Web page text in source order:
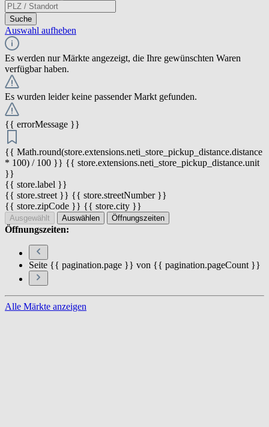
Suche
Auswahl aufheben
Es werden nur Märkte angezeigt, die Ihre gewünschten Waren
verfügbar haben.
Es wurden leider keine passender Markt gefunden.
{{ errorMessage }}
{{ Math.round(store.extensions.neti_store_pickup_distance.distance
* 100) / 100 }} {{ store.extensions.neti_store_pickup_distance.unit
}}
{{ store.label }}
{{ store.street }} {{ store.streetNumber }}
{{ store.zipCode }} {{ store.city }}
Ausgewählt Auswählen Öffnungszeiten
Öffnungszeiten:
Seite {{ pagination.page }} von {{ pagination.pageCount }}
Alle Märkte anzeigen